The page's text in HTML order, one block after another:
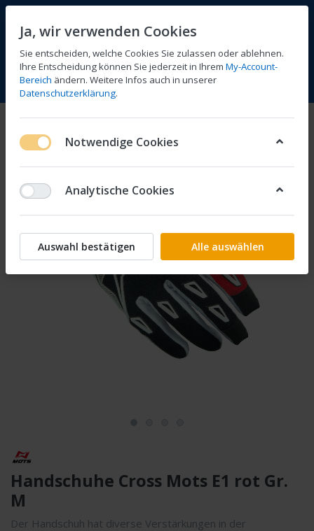
Menü Anmelden Vergleichen Wunschliste
Handschuhe Cross Mots E1 rot Gr.
M
Der Handschuh hat diverse Verstärkungen in der
Ja, wir verwenden Cookies
Sie entscheiden, welche Cookies Sie zulassen oder ablehnen.
Ihre Entscheidung können Sie jederzeit in Ihrem My-Account-
Bereich ändern. Weitere Infos auch in unserer
Datenschutzerklärung.
Notwendige Cookies
Analytische Cookies
Auswahl bestätigen Alle auswählen